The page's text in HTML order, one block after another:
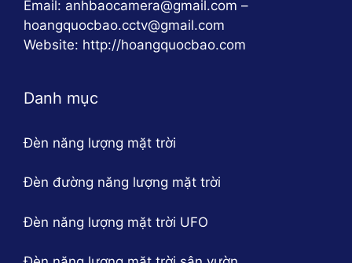
Email: anhbaocamera@gmail.com –
hoangquocbao.cctv@gmail.com
Website: http://hoangquocbao.com
Danh mục
Đèn năng lượng mặt trời
Đèn đường năng lượng mặt trời
Đèn năng lượng mặt trời UFO